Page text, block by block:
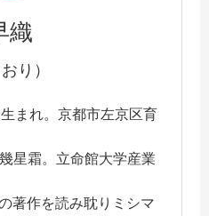
織
おり）
まれ。京都市左京区育
星霜。立命館大学産業
著作を読み耽りミシマ